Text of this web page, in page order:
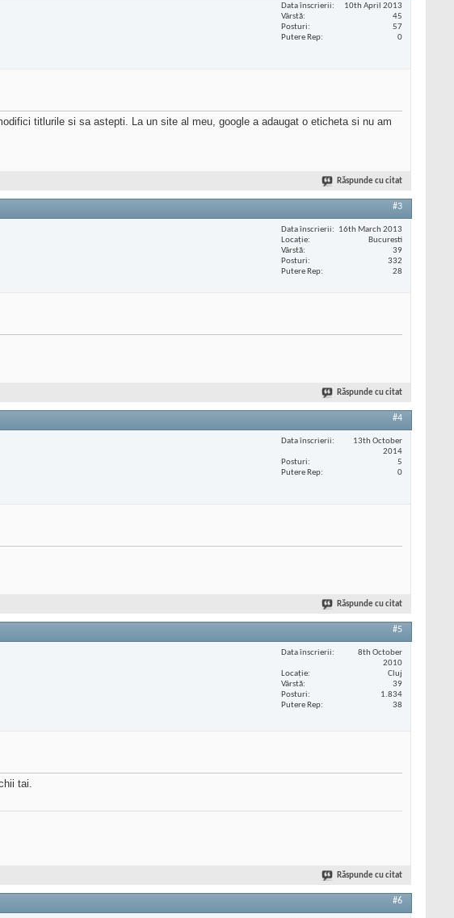
Data înscrierii
10th April 2013
Vârstă
45
Posturi
57
Putere Rep
0
titlurile si sa astepti. La un site al meu, google a adaugat o eticheta si nu am
Răspunde cu citat
#3
Data înscrierii
16th March 2013
Locaţie
Bucuresti
Vârstă
39
Posturi
332
Putere Rep
28
Răspunde cu citat
#4
Data înscrierii
13th October
2014
Posturi
5
Putere Rep
0
Răspunde cu citat
#5
Data înscrierii
8th October
2010
Locaţie
Cluj
Vârstă
39
Posturi
1.834
Putere Rep
38
tai.
Răspunde cu citat
#6